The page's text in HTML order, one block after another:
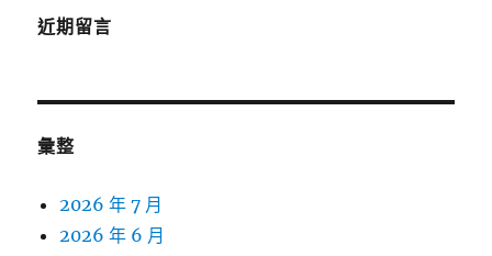
近期留言
彙整
2026 年 7 月
2026 年 6 月